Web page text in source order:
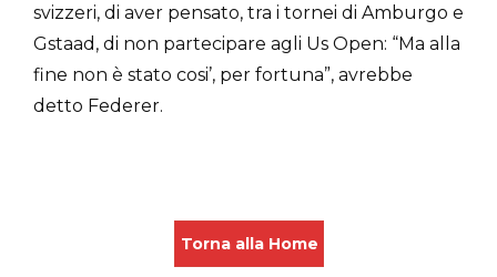
svizzeri, di aver pensato, tra i tornei di Amburgo e
Gstaad, di non partecipare agli Us Open: “Ma alla
fine non è stato cosi’, per fortuna”, avrebbe
detto Federer.
Torna alla Home